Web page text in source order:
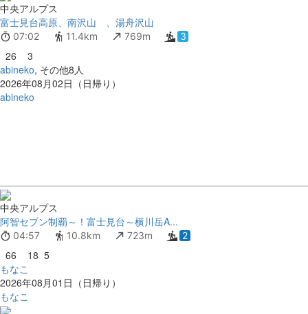
中央アルプス
富士見台高原、南沢山 、湯舟沢山
07:02 11.4km 769m 3
26
3
abineko, その他8人
2026年08月02日（日帰り）
abineko
中央アルプス
阿智セブン制覇～！富士見台～横川岳A...
04:57 10.8km 723m 2
66 18 5
もなこ
2026年08月01日（日帰り）
もなこ